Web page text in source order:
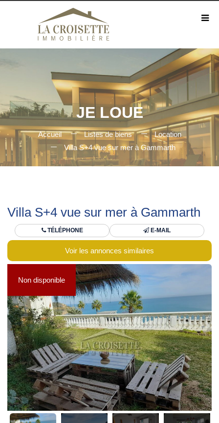
JE LOUE
Accueil Listes de biens
Location
Villa S+4 vue sur mer à Gammarth
Villa S+4 vue sur mer à Gammarth
TÉLÉPHONE E-MAIL
Voir les annonces similaires
Non disponible